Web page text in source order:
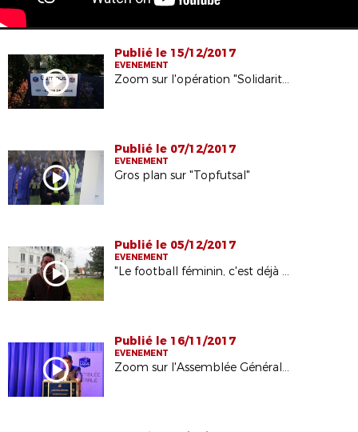
Publié le 15/12/2017
EVENEMENT
Zoom sur l'opération "Solidarité Clubs"
Publié le 07/12/2017
EVENEMENT
Gros plan sur "Topfutsal"
Publié le 05/12/2017
EVENEMENT
"Le football féminin, c'est déjà un but" en images
Publié le 16/11/2017
EVENEMENT
Zoom sur l'Assemblée Générale de la Ligue